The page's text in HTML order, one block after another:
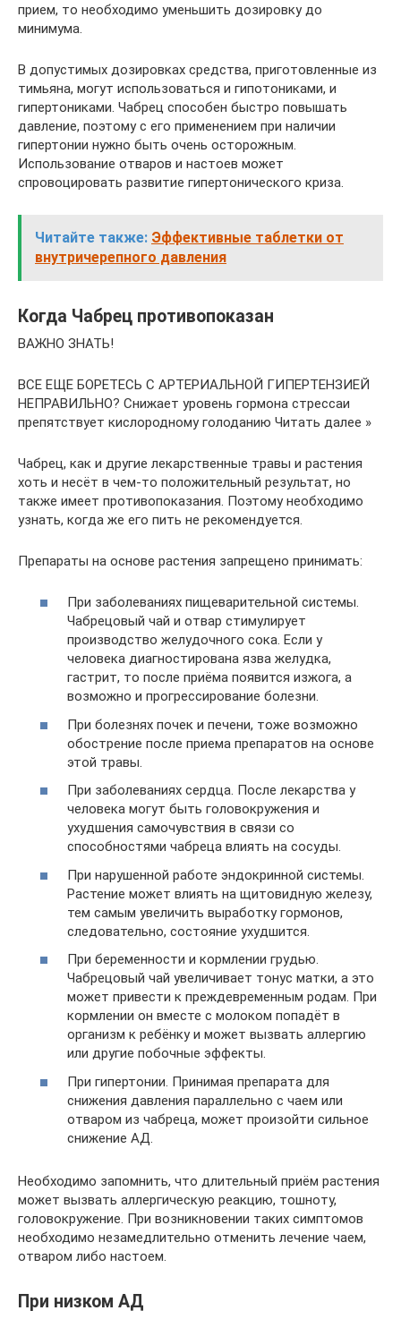
прием, то необходимо уменьшить дозировку до
минимума.
В допустимых дозировках средства, приготовленные из
тимьяна, могут использоваться и гипотониками, и
гипертониками. Чабрец способен быстро повышать
давление, поэтому с его применением при наличии
гипертонии нужно быть очень осторожным.
Использование отваров и настоев может
спровоцировать развитие гипертонического криза.
Читайте также: Эффективные таблетки от
внутричерепного давления
Когда Чабрец противопоказан
ВАЖНО ЗНАТЬ!
ВСЕ ЕЩЕ БОРЕТЕСЬ С АРТЕРИАЛЬНОЙ ГИПЕРТЕНЗИЕЙ
НЕПРАВИЛЬНО? Снижает уровень гормона стрессаи
препятствует кислородному голоданию Читать далее »
Чабрец, как и другие лекарственные травы и растения
хоть и несёт в чем-то положительный результат, но
также имеет противопоказания. Поэтому необходимо
узнать, когда же его пить не рекомендуется.
Препараты на основе растения запрещено принимать:
При заболеваниях пищеварительной системы.
Чабрецовый чай и отвар стимулирует
производство желудочного сока. Если у
человека диагностирована язва желудка,
гастрит, то после приёма появится изжога, а
возможно и прогрессирование болезни.
При болезнях почек и печени, тоже возможно
обострение после приема препаратов на основе
этой травы.
При заболеваниях сердца. После лекарства у
человека могут быть головокружения и
ухудшения самочувствия в связи со
способностями чабреца влиять на сосуды.
При нарушенной работе эндокринной системы.
Растение может влиять на щитовидную железу,
тем самым увеличить выработку гормонов,
следовательно, состояние ухудшится.
При беременности и кормлении грудью.
Чабрецовый чай увеличивает тонус матки, а это
может привести к преждевременным родам. При
кормлении он вместе с молоком попадёт в
организм к ребёнку и может вызвать аллергию
или другие побочные эффекты.
При гипертонии. Принимая препарата для
снижения давления параллельно с чаем или
отваром из чабреца, может произойти сильное
снижение АД.
Необходимо запомнить, что длительный приём растения
может вызвать аллергическую реакцию, тошноту,
головокружение. При возникновении таких симптомов
необходимо незамедлительно отменить лечение чаем,
отваром либо настоем.
При низком АД